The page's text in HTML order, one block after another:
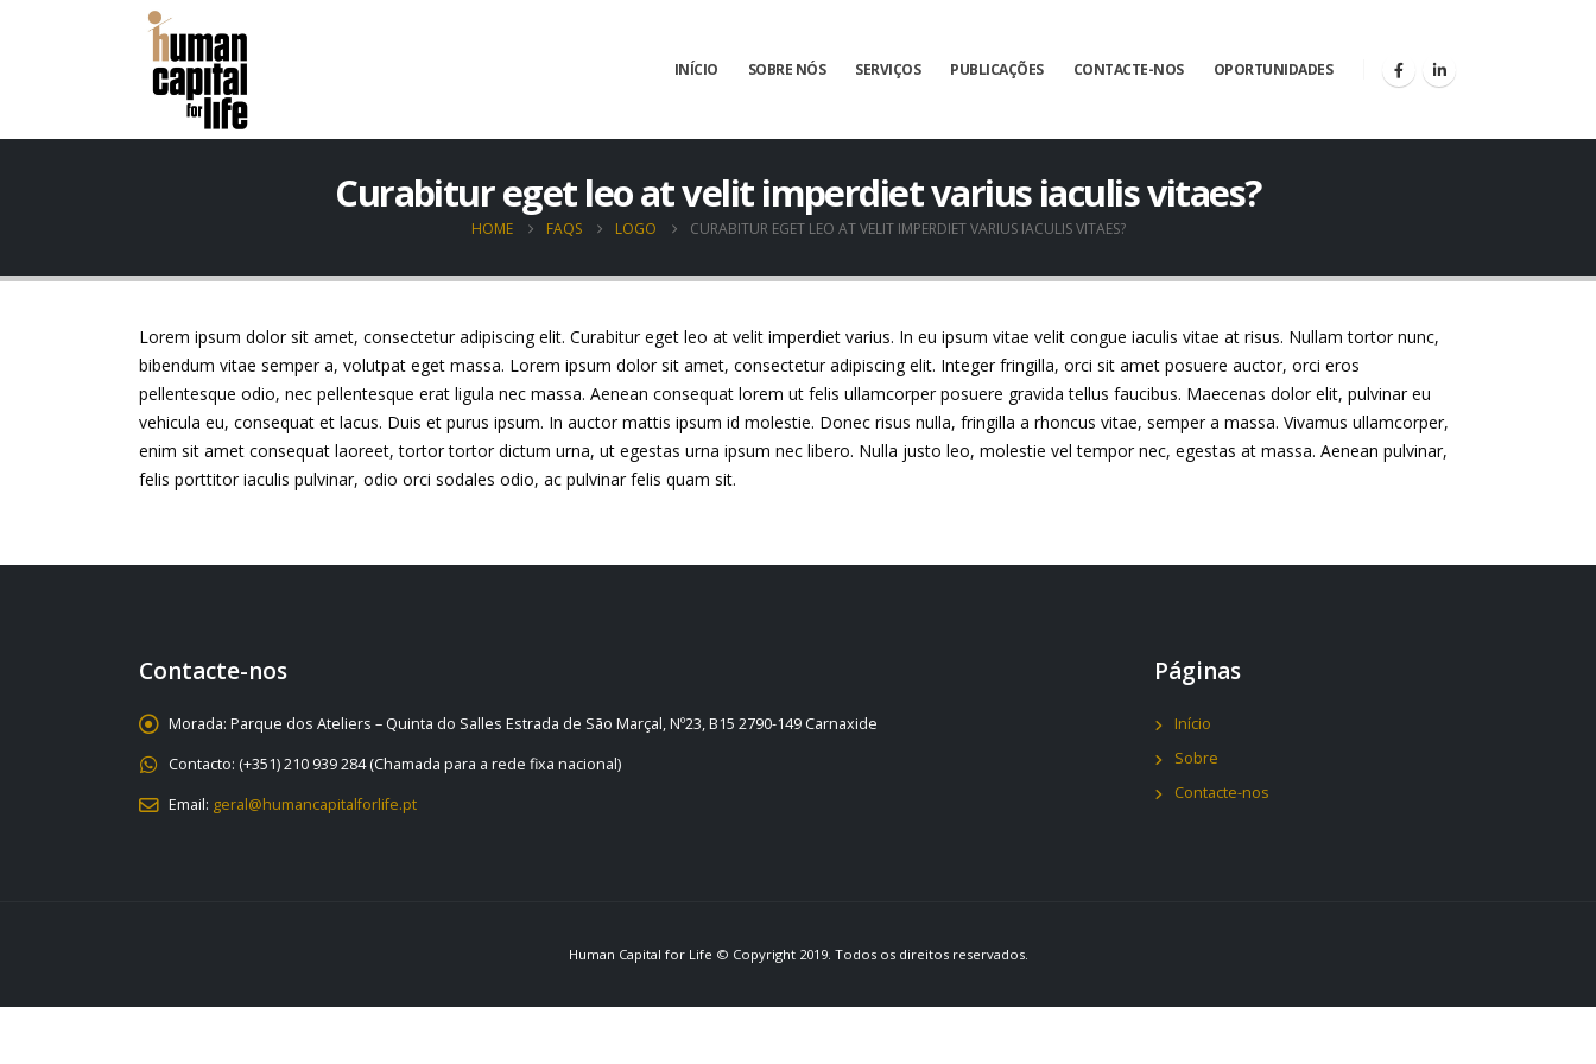
INÍCIO SOBRE NÓS SERVIÇOS PUBLICAÇÕES CONTACTE-NOS OPORTUNIDADES
Curabitur eget leo at velit imperdiet varius iaculis vitaes?
HOME FAQS LOGO CURABITUR EGET LEO AT VELIT IMPERDIET VARIUS IACULIS VITAES?
Lorem ipsum dolor sit amet, consectetur adipiscing elit. Curabitur eget leo at velit imperdiet varius. In eu ipsum vitae velit congue iaculis vitae at risus. Nullam tortor nunc,
bibendum vitae semper a, volutpat eget massa. Lorem ipsum dolor sit amet, consectetur adipiscing elit. Integer fringilla, orci sit amet posuere auctor, orci eros
pellentesque odio, nec pellentesque erat ligula nec massa. Aenean consequat lorem ut felis ullamcorper posuere gravida tellus faucibus. Maecenas dolor elit, pulvinar eu
vehicula eu, consequat et lacus. Duis et purus ipsum. In auctor mattis ipsum id molestie. Donec risus nulla, fringilla a rhoncus vitae, semper a massa. Vivamus ullamcorper,
enim sit amet consequat laoreet, tortor tortor dictum urna, ut egestas urna ipsum nec libero. Nulla justo leo, molestie vel tempor nec, egestas at massa. Aenean pulvinar,
felis porttitor iaculis pulvinar, odio orci sodales odio, ac pulvinar felis quam sit.
Contacte-nos
Morada: Parque dos Ateliers – Quinta do Salles Estrada de São Marçal, Nº23, B15 2790-149 Carnaxide
Contacto: (+351) 210 939 284 (Chamada para a rede fixa nacional)
Email: geral@humancapitalforlife.pt
Páginas
Início
Sobre
Contacte-nos
Human Capital for Life © Copyright 2019. Todos os direitos reservados.